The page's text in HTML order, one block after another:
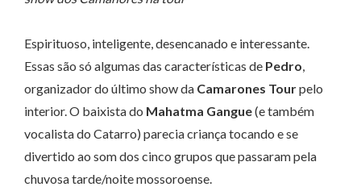
Espirituoso, inteligente, desencanado e interessante.
Essas são só algumas das características de Pedro
organizador do último show da Camarones Tourpelo
interior. O baixista do Mahatma Gangue(e também
vocalista do Catarro) parecia criança tocando e se
divertido ao som dos cinco grupos que passaram pela
chuvosa tarde/noite mossoroense.